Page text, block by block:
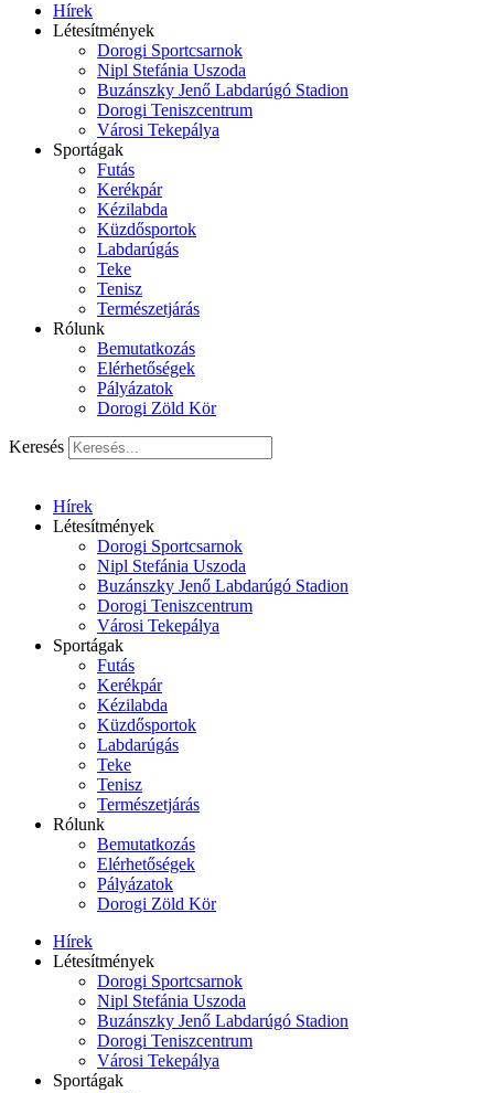
Hírek
Létesítmények
Dorogi Sportcsarnok
Nipl Stefánia Uszoda
Buzánszky Jenő Labdarúgó Stadion
Dorogi Teniszcentrum
Városi Tekepálya
Sportágak
Futás
Kerékpár
Kézilabda
Küzdősportok
Labdarúgás
Teke
Tenisz
Természetjárás
Rólunk
Bemutatkozás
Elérhetőségek
Pályázatok
Dorogi Zöld Kör
Keresés
Hírek
Létesítmények
Dorogi Sportcsarnok
Nipl Stefánia Uszoda
Buzánszky Jenő Labdarúgó Stadion
Dorogi Teniszcentrum
Városi Tekepálya
Sportágak
Futás
Kerékpár
Kézilabda
Küzdősportok
Labdarúgás
Teke
Tenisz
Természetjárás
Rólunk
Bemutatkozás
Elérhetőségek
Pályázatok
Dorogi Zöld Kör
Hírek
Létesítmények
Dorogi Sportcsarnok
Nipl Stefánia Uszoda
Buzánszky Jenő Labdarúgó Stadion
Dorogi Teniszcentrum
Városi Tekepálya
Sportágak